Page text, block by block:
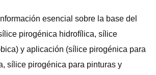
esencial sobre la base del
pirogénica hidrofílica, sílice
y aplicación (sílice pirogénica para
sílice pirogénica para pinturas y